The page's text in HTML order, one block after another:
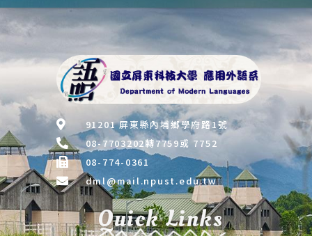
91201 屏東縣內埔鄉學府路1號
08-7703202轉7759或 7752
08-774-0361
dml@mail.npust.edu.tw
Quick Links